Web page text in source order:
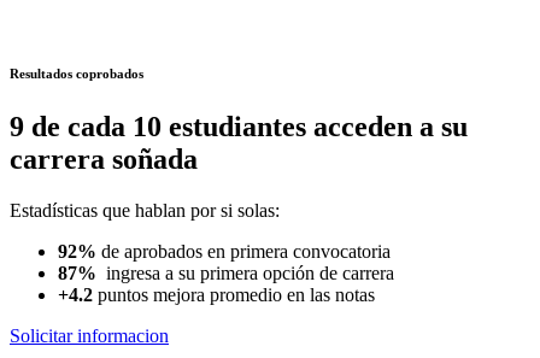
Resultados coprobados
9 de cada 10 estudiantes acceden a su
carrera soñada
Estadísticas que hablan por si solas:
92% de aprobados en primera convocatoria
87% ingresa a su primera opción de carrera
+4.2 puntos mejora promedio en las notas
Solicitar informacion